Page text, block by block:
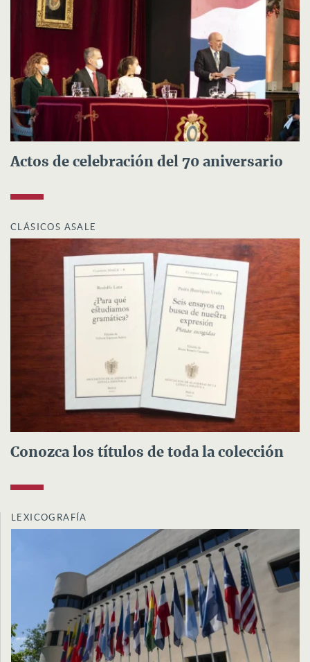
Actos de celebración del 70 aniversario
CLÁSICOS ASALE
Conozca los títulos de toda la colección
LEXICOGRAFÍA